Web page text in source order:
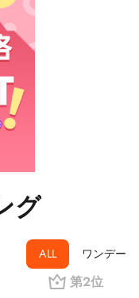
グ
ALL ワンデー
第2位